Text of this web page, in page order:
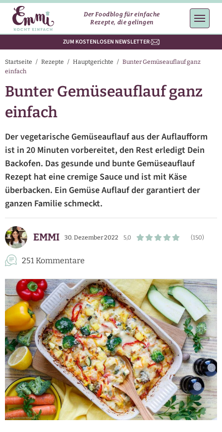
Der Foodblog für einfache
Rezepte, die gelingen
ZUM KOSTENLOSEN NEWSLETTER
Startseite / Rezepte / Hauptgerichte / Bunter Gemüseauflauf ganz
einfach
Bunter Gemüseauflauf ganz
einfach
Der vegetarische Gemüseauflauf aus der Auflaufform
ist in 20 Minuten vorbereitet, den Rest erledigt Dein
Backofen. Das gesunde und bunte Gemüseauflauf
Rezept hat eine cremige Sauce und ist mit Käse
überbacken. Ein Gemüse Auflauf der garantiert der
ganzen Familie schmeckt.
EMMI 30. Dezember 2022 5,0 (150)
251 Kommentare